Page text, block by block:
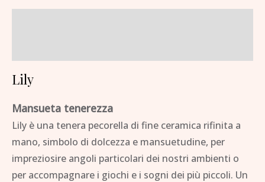
Lily
Mansueta tenerezza
Lily è una tenera pecorella di fine ceramica rifinita a
mano, simbolo di dolcezza e mansuetudine, per
impreziosire angoli particolari dei nostri ambienti o
per accompagnare i giochi e i sogni dei più piccoli. Un